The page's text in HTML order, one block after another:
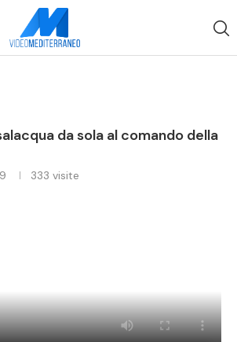
da sola al comando della
333 visite